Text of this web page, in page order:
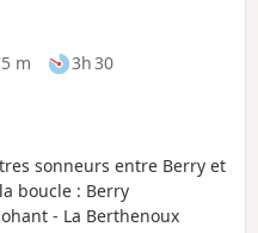
m
3h 30
sonneurs entre Berry et
boucle : Berry
- La Berthenoux